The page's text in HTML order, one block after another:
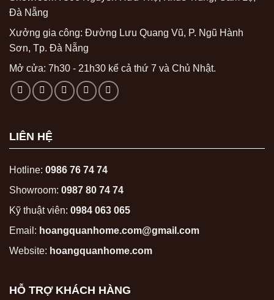
Đà Nẵng
Xưởng gia công: Đường Lưu Quang Vũ, P. Ngũ Hành
Sơn, Tp. Đà Nẵng
Mở cửa: 7h30 - 21h30 kể cả thứ 7 và Chủ Nhật.
LIÊN HỆ
Hotline: 0986 76 74 74
Showroom: 0987 80 74 74
Kỹ thuật viên: 0984 063 065
Email: hoangquanhome.com@gmail.com
Website: hoangquanhome.com
HỖ TRỢ KHÁCH HÀNG